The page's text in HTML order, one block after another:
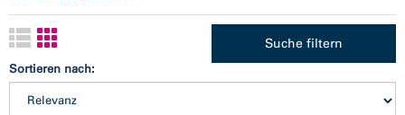
Suche filtern
Sortieren nach: